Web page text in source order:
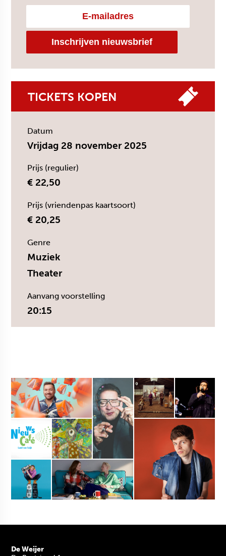
TICKETS KOPEN
Datum
Vrijdag 28 november 2025
Prijs (regulier)
€ 22,50
Prijs (vriendenpas kaartsoort)
€ 20,25
Genre
Muziek
Theater
Aanvang voorstelling
20:15
De Weijer